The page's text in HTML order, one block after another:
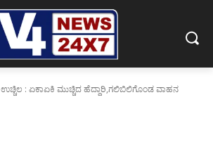
ಉಚ್ಚಿಲ : ಏಕಾಏಕಿ ಮುಚ್ಚಿದ ಹೆದ್ದಾರಿ,ಗಲಿಬಿಲಿಗೊಂಡ ವಾಹನ